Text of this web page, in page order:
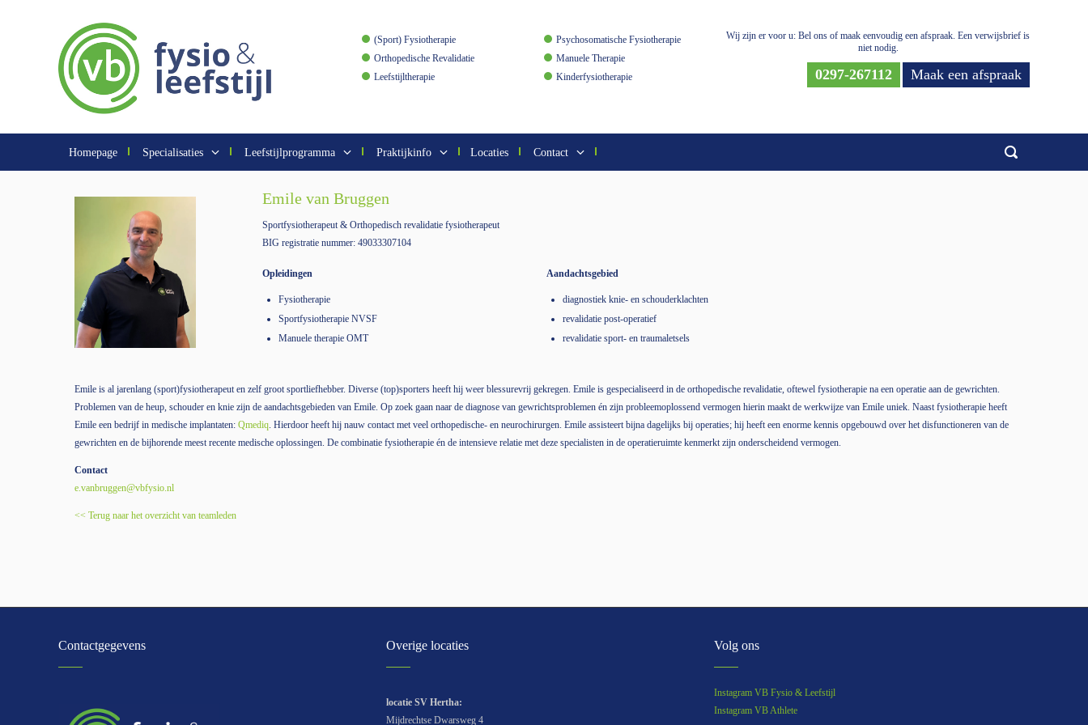
(Sport) Fysiotherapie
Psychosomatische Fysiotherapie
Orthopedische Revalidatie
Manuele Therapie
Leefstijltherapie
Kinderfysiotherapie
Wij zijn er voor u: Bel ons of maak eenvoudig een afspraak. Een verwijsbrief is
niet nodig.
0297-267112 Maak een afspraak
Homepage Specialisaties Leefstijlprogramma Praktijkinfo Locaties Contact
Emile van Bruggen
Sportfysiotherapeut & Orthopedisch revalidatie fysiotherapeut
BIG registratie nummer: 49033307104
Opleidingen
Fysiotherapie
Sportfysiotherapie NVSF
Manuele therapie OMT
Aandachtsgebied
diagnostiek knie- en schouderklachten
revalidatie post-operatief
revalidatie sport- en traumaletsels
Emile is al jarenlang (sport)fysiotherapeut en zelf groot sportliefhebber. Diverse (top)sporters heeft hij weer blessurevrij gekregen. Emile is gespecialiseerd in de orthopedische revalidatie, oftewel fysiotherapie na een operatie aan de gewrichten.
Problemen van de heup, schouder en knie zijn de aandachtsgebieden van Emile. Op zoek gaan naar de diagnose van gewrichtsproblemen én zijn probleemoplossend vermogen hierin maakt de werkwijze van Emile uniek. Naast fysiotherapie heeft
Emile een bedrijf in medische implantaten: Qmediq. Hierdoor heeft hij nauw contact met veel orthopedische- en neurochirurgen. Emile assisteert bijna dagelijks bij operaties; hij heeft een enorme kennis opgebouwd over het disfunctioneren van de
gewrichten en de bijhorende meest recente medische oplossingen. De combinatie fysiotherapie én de intensieve relatie met deze specialisten in de operatieruimte kenmerkt zijn onderscheidend vermogen.
Contact
e.vanbruggen@vbfysio.nl
<< Terug naar het overzicht van teamleden
Contactgegevens Overige locaties
locatie SV Hertha:
Mijdrechtse Dwarsweg 4
Volg ons
Instagram VB Fysio & Leefstijl
Instagram VB Athlete